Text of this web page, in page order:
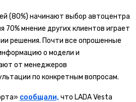
(80%) начинают выбор автоцентра
70% мнение других клиентов играет
решения. Почти все опрошенные
о модели и
от менеджеров
по конкретным вопросам.
сообщали, что LADA Vesta